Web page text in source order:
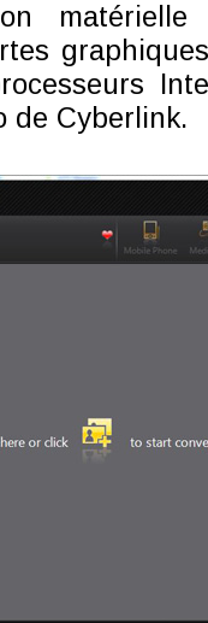
matérielle
de Cyberlink.